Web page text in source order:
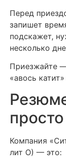
Перед
запишет
подскажет,
несколько
Приезжайте
«авось
Компания
лит О) — это: